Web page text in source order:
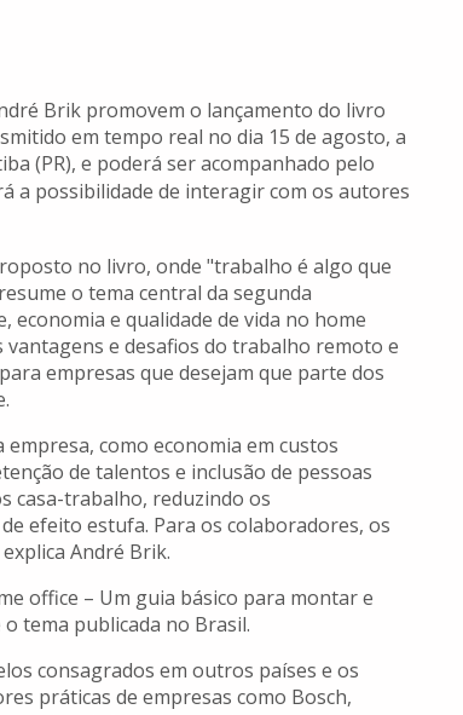
Brik promovem o lançamento do livro
em tempo real no dia 15 de agosto, a
(PR), e poderá ser acompanhado pelo
a possibilidade de interagir com os autores
no livro, onde "trabalho é algo que
o tema central da segunda
economia e qualidade de vida no home
vantagens e desafios do trabalho remoto e
empresas que desejam que parte dos
como economia em custos
de talentos e inclusão de pessoas
casa-trabalho, reduzindo os
efeito estufa. Para os colaboradores, os
André Brik.
office – Um guia básico para montar e
tema publicada no Brasil.
consagrados em outros países e os
práticas de empresas como Bosch,